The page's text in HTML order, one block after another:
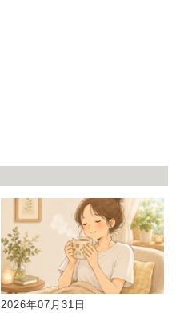
2026年07月31日